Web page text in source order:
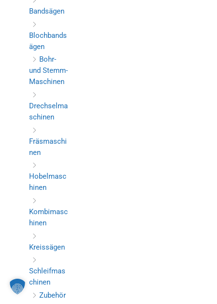
Bandsägen
Blochbands
ägen
Bohr-
und Stemm-
Maschinen
Drechselma
schinen
Fräsmaschi
nen
Hobelmasc
hinen
Kombimasc
hinen
Kreissägen
Schleifmas
chinen
Zubehör